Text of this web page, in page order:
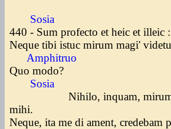
Sosia
440 - Sum profecto et heic et
Neque tibi istuc mirum magi'
Amphitruo
Quo modo?
Sosia
Nihilo, inquam, mirum
mihi.
Neque, ita me di ament,